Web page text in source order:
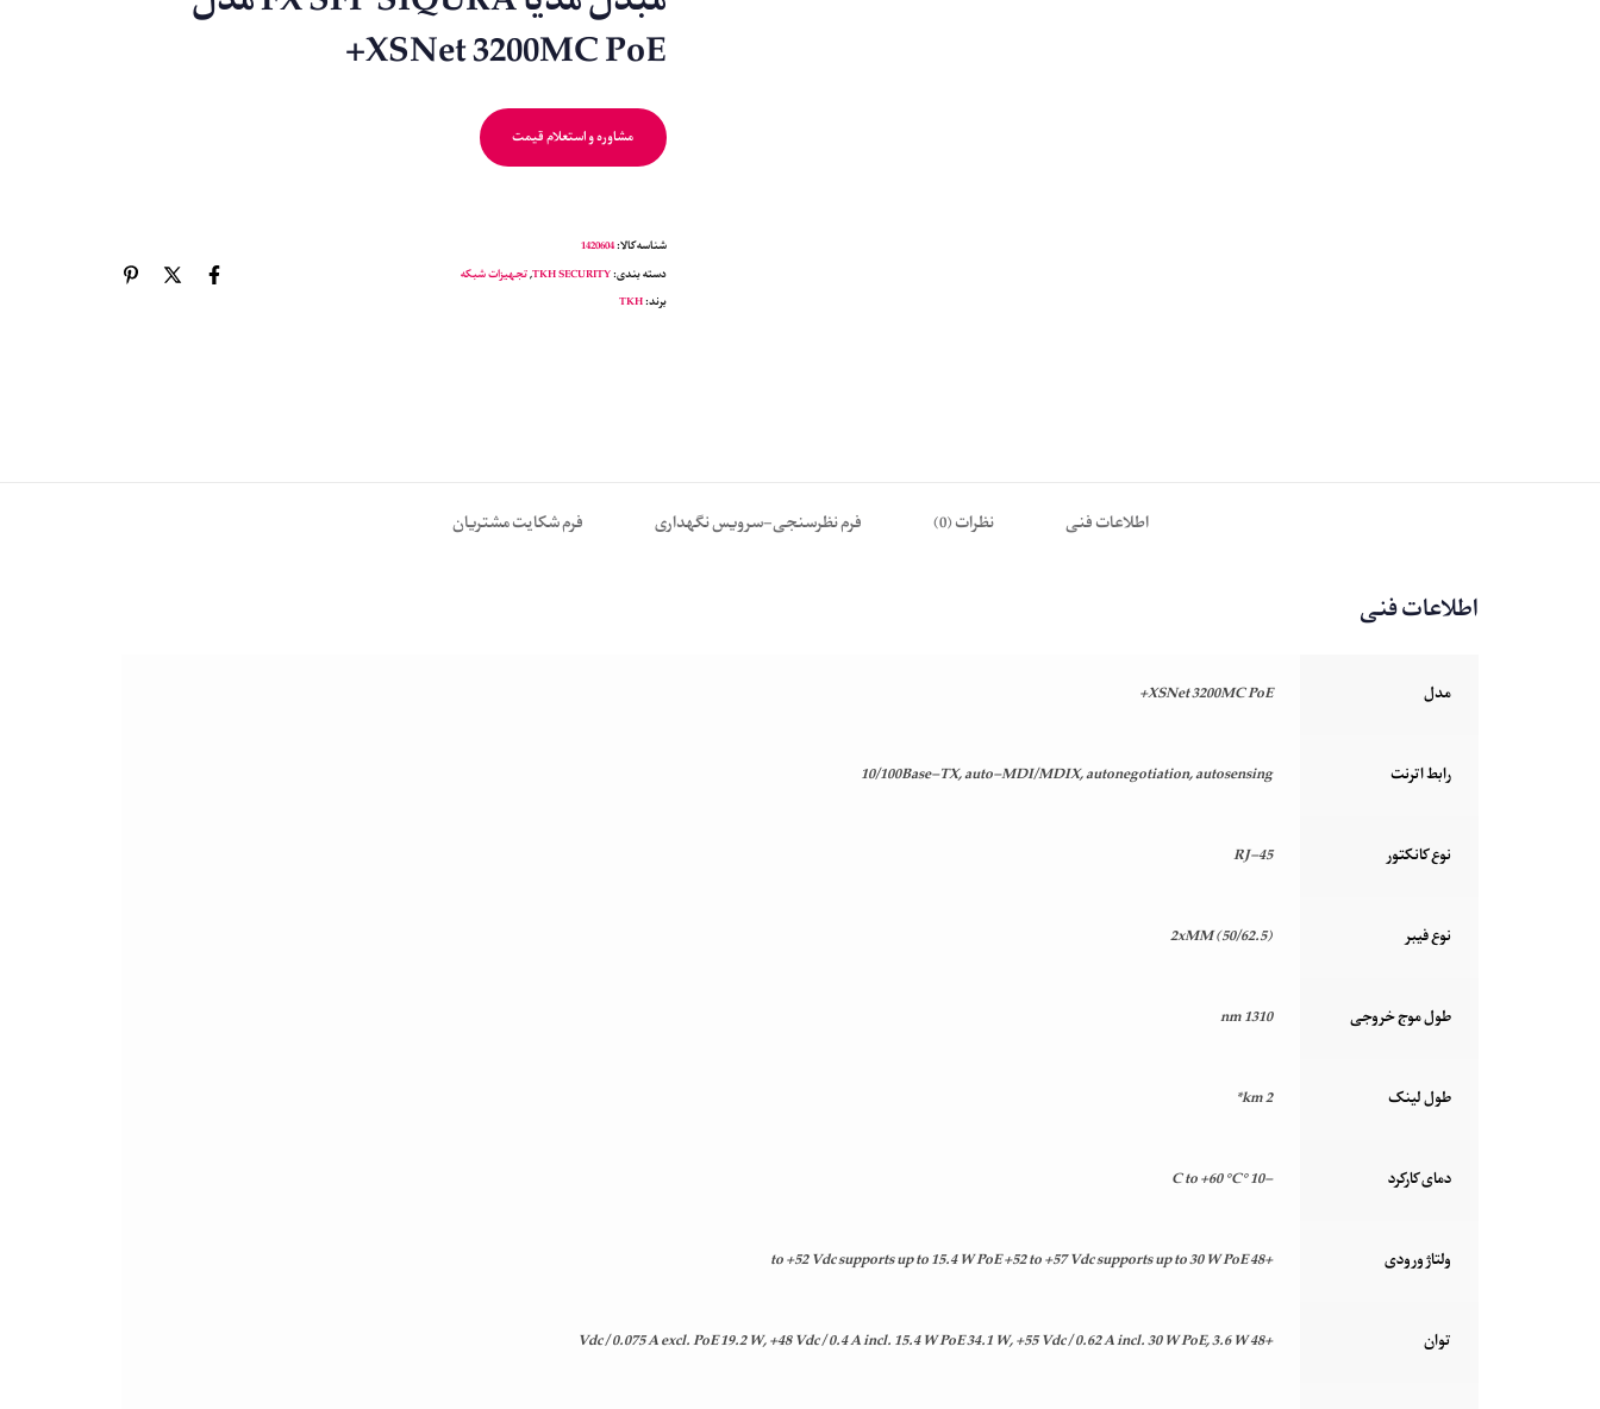
XSNet 3200MC PoE+
مشاوره و استعلام قیمت
شناسه کالا:1420604
دسته بندی:TKH SECURITY
,تجهیزات شبکه
برند:TKH
اطلاعات فنی نظرات (0) فرم نظرسنجی-سرویس نگهداری فرم شکایت مشتریان
اطلاعات فنی
مدل XSNet 3200MC PoE+
رابط اترنت 10/100Base-TX, auto-MDI/MDIX, autonegotiation, autosensing
نوع کانکتور RJ-45
نوع فیبر 2xMM (50/62.5)
طول موج خروجی 1310 nm
طول لینک 2 km*
دمای کارکرد -10 °C to +60 °C
ولتاژ ورودی +48 to +52 Vdc supports up to 15.4 W PoE +52 to +57 Vdc supports up to 30 W PoE
توان +48 Vdc / 0.075 A excl. PoE 19.2 W, +48 Vdc / 0.4 A incl. 15.4 W PoE 34.1 W, +55 Vdc / 0.62 A incl. 30 W PoE, 3.6 W